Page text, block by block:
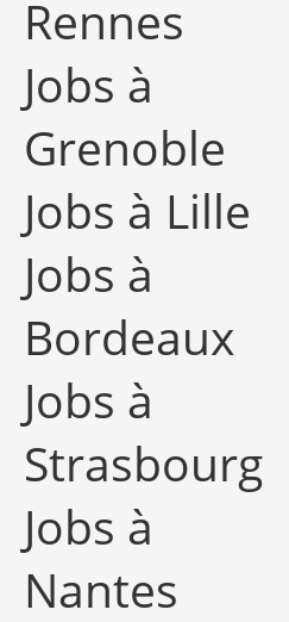
Rennes
Jobs à
Grenoble
Jobs à Lille
Jobs à
Bordeaux
Jobs à
Strasbourg
Jobs à
Nantes